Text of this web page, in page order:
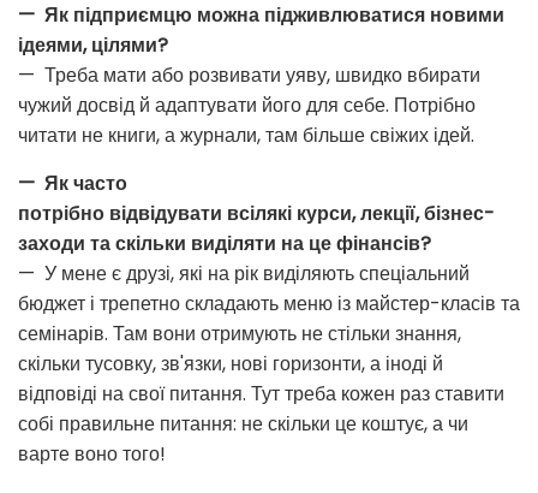
— Як підприємцю можна підживлюватися новими
ідеями, цілями?
— Треба мати або розвивати уяву, швидко вбирати
чужий досвід й адаптувати його для себе. Потрібно
читати не книги, а журнали, там більше свіжих ідей.
— Як часто
потрібно відвідувати всілякі курси, лекції, бізнес-
заходи та скільки виділяти на це фінансів?
— У мене є друзі, які на рік виділяють спеціальний
бюджет і трепетно ​​складають меню із майстер-класів та
семінарів. Там вони отримують не стільки знання,
скільки тусовку, зв'язки, нові горизонти, а іноді й
відповіді на свої питання. Тут треба кожен раз ставити
собі правильне питання: не скільки це коштує, а чи
варте воно того!